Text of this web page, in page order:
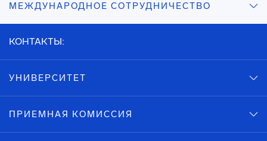
МЕЖДУНАРОДНОЕ СОТРУДНИЧЕСТВО
КОНТАКТЫ:
УНИВЕРСИТЕТ
ПРИЕМНАЯ КОМИССИЯ